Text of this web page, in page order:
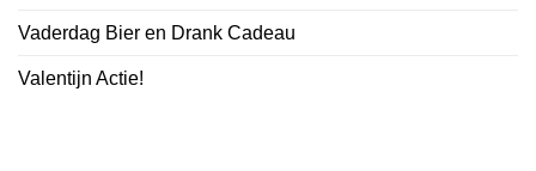
Vaderdag Bier en Drank Cadeau
Valentijn Actie!